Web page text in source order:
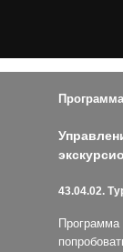
43.04.02.
Программа
Программа